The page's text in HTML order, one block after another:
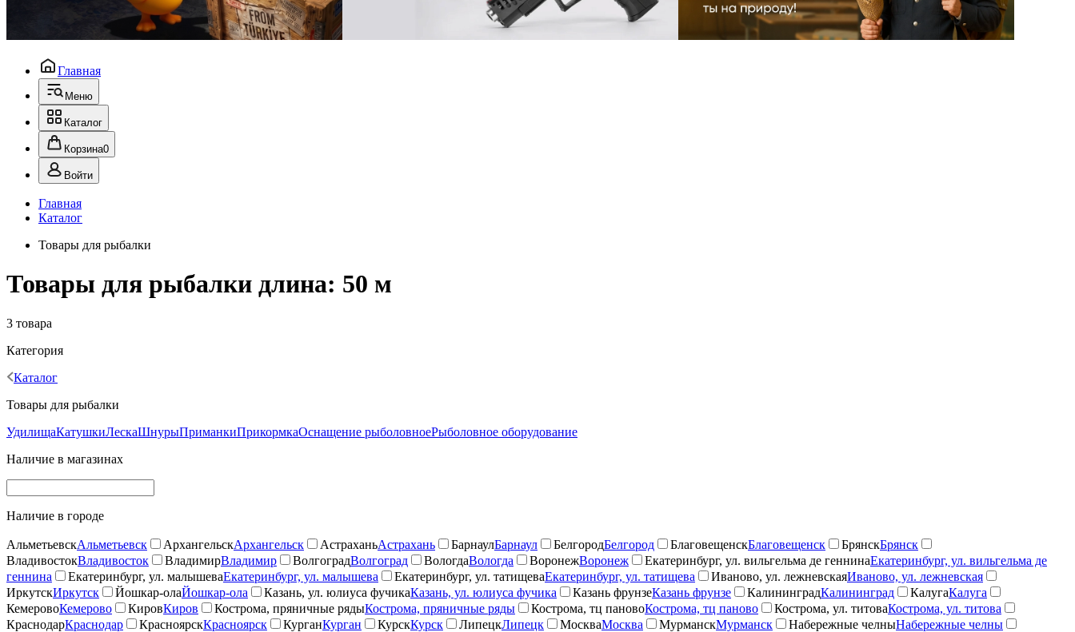
Главная
Меню
Каталог
Корзина0
Войти
Главная
Каталог
Товары для рыбалки
Товары для рыбалки длина: 50 м
3 товара
Категория
Каталог
Товары для рыбалки
УдилищаКатушкиЛескаШнурыПриманкиПрикормкаОснащение рыболовноеРыболовное оборудование
Наличие в магазинах
Наличие в городе
АльметьевскАльметьевск АрхангельскАрхангельск АстраханьАстрахань БарнаулБарнаул БелгородБелгород БлаговещенскБлаговещенск БрянскБрянск
ВладивостокВладивосток ВладимирВладимир ВолгоградВолгоград ВологдаВологда ВоронежВоронеж Екатеринбург, ул. вильгельма де геннинаЕкатеринбург, ул. вильгельма де
геннина
Екатеринбург, ул. малышеваЕкатеринбург, ул. малышева Екатеринбург, ул. татищеваЕкатеринбург, ул. татищева Иваново, ул. лежневскаяИваново, ул. лежневская
ИркутскИркутск Йошкар-олаЙошкар-ола Казань, ул. юлиуса фучикаКазань, ул. юлиуса фучика Казань фрунзеКазань фрунзе КалининградКалининград КалугаКалуга
КемеровоКемерово КировКиров Кострома, пряничные рядыКострома, пряничные ряды Кострома, тц пановоКострома, тц паново Кострома, ул. титоваКострома, ул. титова
КраснодарКраснодар КрасноярскКрасноярск КурганКурган КурскКурск ЛипецкЛипецк МоскваМосква МурманскМурманск Набережные челныНабережные челны